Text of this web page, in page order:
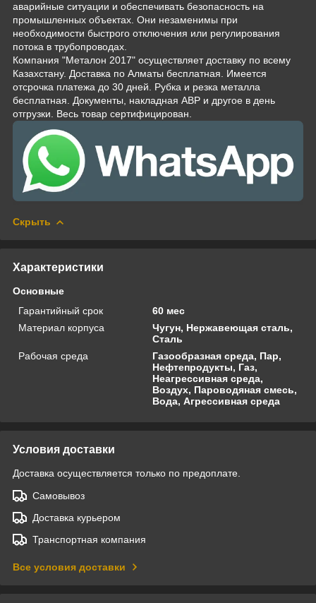
аварийные ситуации и обеспечивать безопасность на
промышленных объектах. Они незаменимы при
необходимости быстрого отключения или регулирования
потока в трубопроводах.
Компания "Металон 2017" осуществляет доставку по всему
Казахстану. Доставка по Алматы бесплатная. Имеется
отсрочка платежа до 30 дней. Рубка и резка металла
бесплатная. Документы, накладная АВР и другое в день
отгрузки. Весь товар сертифицирован.
Скрыть
Характеристики
Основные
Гарантийный срок
60 мес
Материал корпуса
Чугун, Нержавеющая сталь,
Сталь
Рабочая среда
Газообразная среда, Пар,
Нефтепродукты, Газ,
Неагрессивная среда,
Воздух, Пароводяная смесь,
Вода, Агрессивная среда
Условия доставки
Доставка осуществляется только по предоплате.
Самовывоз
Доставка курьером
Транспортная компания
Все условия доставки